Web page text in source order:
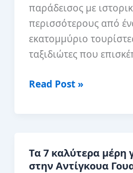
παράδεισος με
περισσότερους από
εκατομμύριο
ταξιδιώτες που
Είναι
Γουατεμάλα;
Read Post »
Τα 7 καλύτερα μέρη
στην Αντίγκουα